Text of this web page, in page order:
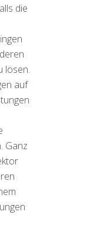
die
lösen.
auf
Ganz